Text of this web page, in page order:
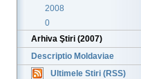
2008
0
Arhiva Ştiri (2007)
Descriptio Moldaviae
Ultimele Stiri (RSS)